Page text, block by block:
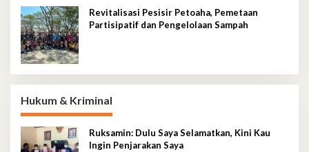
Revitalisasi Pesisir Petoaha, Pemetaan
Partisipatif dan Pengelolaan Sampah
Hukum & Kriminal
Ruksamin: Dulu Saya Selamatkan, Kini Kau
Ingin Penjarakan Saya